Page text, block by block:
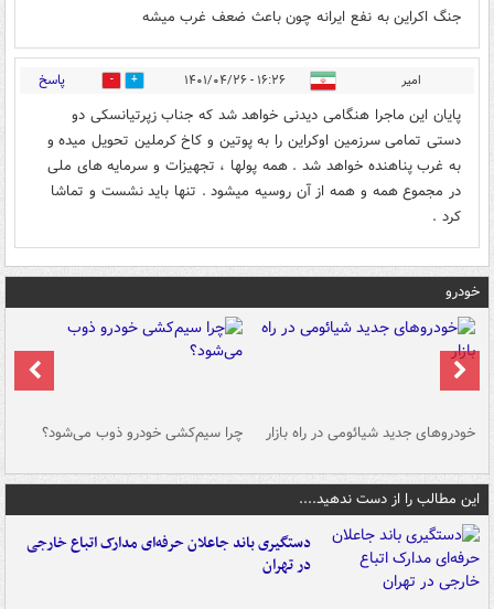
جنگ اکراین به نفع ایرانه چون باعث ضعف غرب میشه
امیر ۱۶:۲۶ - ۱۴۰۱/۰۴/۲۶ 0 پاسخ
پایان این ماجرا هنگامی دیدنی خواهد شد که جناب زپرتیانسکی دو
دستی تمامی سرزمین اوکراین را به پوتین و کاخ کرملین تحویل میده و
به غرب پناهنده خواهد شد . همه پولها ، تجهیزات و سرمایه های ملی
در مجموع همه و همه از آن روسیه میشود . تنها باید نشست و تماشا
کرد .
خودرو
خودروهای جدید شیائومی در راه بازار چرا سیم‌کشی خودرو ذوب می‌شود؟
این مطالب را از دست ندهید....
دستگیری باند جاعلان حرفه‌ای مدارک اتباع خارجی
در تهران